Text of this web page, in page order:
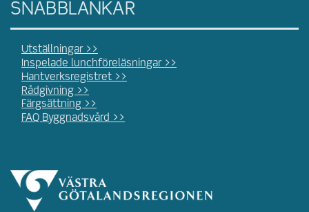
SNABBLÄNKAR
Utställningar >>
Inspelade lunchföreläsningar >>
Hantverksregistret >>
Rådgivning >>
Färgsättning >>
FAQ Byggnadsvård >>